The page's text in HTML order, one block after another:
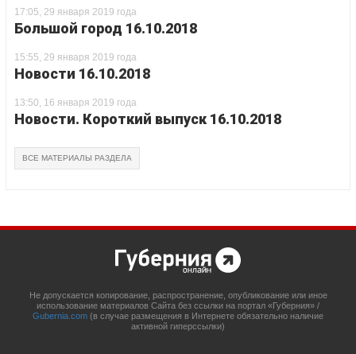
17:05, 29 января 2019 года
Большой город 16.10.2018
15:55, 29 января 2019 года
Новости 16.10.2018
13:50, 16 января 2019 года
Новости. Короткий выпуск 16.10.2018
ВСЕ МАТЕРИАЛЫ РАЗДЕЛА
Не допускается копирование, распространение, опубликование или иное
использование материалов Сайта без ссылки на портал «Губерния» /
Gubernia.com (в случае размещения в Интернете обязательно наличие
активной гиперссылки)